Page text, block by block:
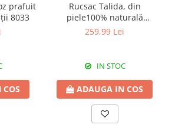
prafuit
8033
Rucsac Talida, din
piele100% naturală
magenta, 8111
259,99 Lei
IN STOC
ADAUGA IN COS